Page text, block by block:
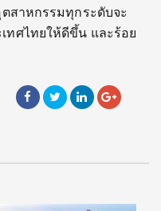
ตสาหกรรมทุกระดับจะ
ทศไทยให้ดีขึ้น และร้อย